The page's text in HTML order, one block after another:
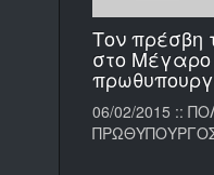
Τον πρέσβη
στο
06/02/2015 ::